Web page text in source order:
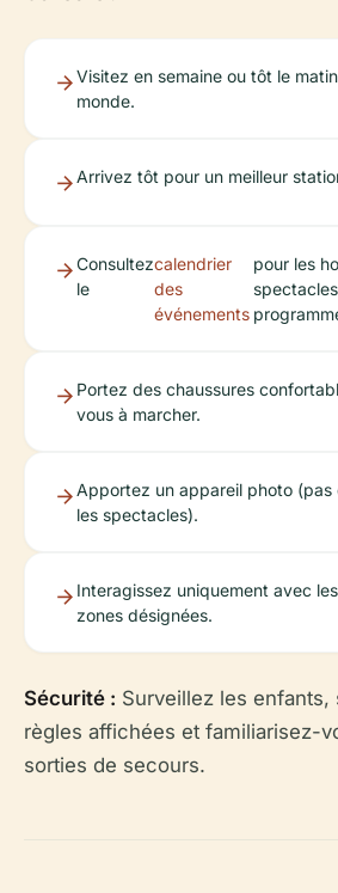
Visitez en semaine ou tôt le
monde.
Arrivez tôt pour un meilleur
Consultez
le
calendrier
des
événements
pour les
Portez des chaussures
vous à marcher.
Apportez un appareil photo (pas
les spectacles).
Interagissez uniquement avec
zones désignées.
Sécurité : Surveillez les enfants,
règles affichées et familiarisez-
sorties de secours.